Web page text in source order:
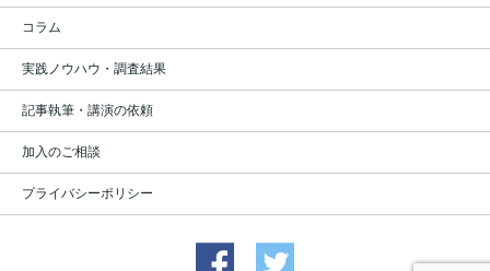
コラム
実践ノウハウ・調査結果
記事執筆・講演の依頼
加入のご相談
プライバシーポリシー